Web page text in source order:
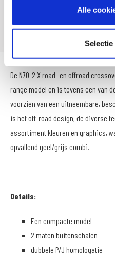
Alle
Selectie
Leveranciersnummer
De N70-2 X road- en offroad
range model en is tevens een van
voorzien van een uitneembare,
is het off-road design, de diverse
assortiment kleuren en graphics,
opvallend geel/grijs combi.
Details:
Een compacte model
2 maten buitenschalen
dubbele P/J homologatie